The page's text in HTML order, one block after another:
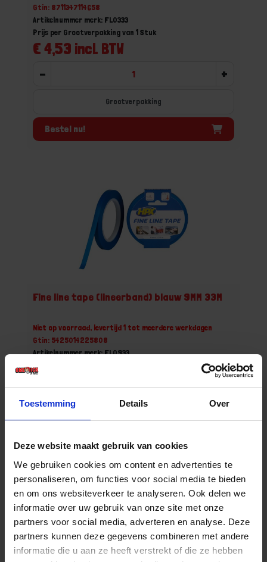
Toestemming Details Over
Deze website maakt gebruik van cookies
We gebruiken cookies om content en advertenties te
personaliseren, om functies voor social media te bieden
en om ons websiteverkeer te analyseren. Ook delen we
informatie over uw gebruik van onze site met onze
partners voor social media, adverteren en analyse. Deze
partners kunnen deze gegevens combineren met andere
informatie die u aan ze heeft verstrekt of die ze hebben
Gtin: 8711347114658
Artikelnummer merk: FL0333
€ 4,53 incl. BTW
Prijs per Grootverpakking van 1 Stuk
- +
Grootverpakking
Bestel nu!
Fine line tape (lineerband) blauw 9MM 33M
Niet op voorraad, levertijd 1 tot meerdere werkdagen
Gtin: 5425014225808
Artikelnummer merk: FL0933
- +
Bestel nu!